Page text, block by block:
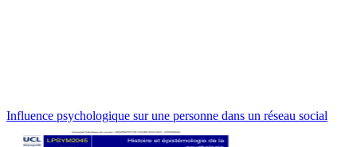
Influence psychologique sur une personne dans un réseau social